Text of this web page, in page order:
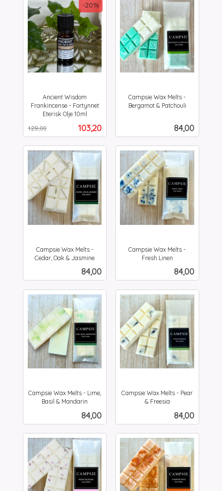
Ancient Wisdom
Frankincense - Fortynnet
Eterisk Olje 10ml
Tilbud
103,20
129,00
-20%
mva.
Campsie Wax Melts -
Bergamot & Patchouli
Pris
84,00
Campsie Wax Melts -
Cedar, Oak & Jasmine
Pris
84,00
Campsie Wax Melts -
Fresh Linen
Pris
84,00
Campsie Wax Melts - Lime,
Basil & Mandarin
Pris
84,00
Campsie Wax Melts - Pear
& Freesia
Pris
84,00